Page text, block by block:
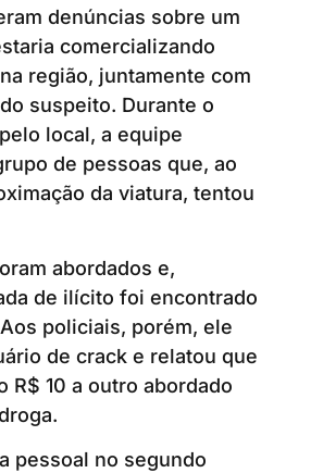
denúncias sobre um
comercializando
região, juntamente com
suspeito. Durante o
local, a equipe
de pessoas que, ao
da viatura, tentou
abordados e,
de ilícito foi encontrado
policiais, porém, ele
de crack e relatou que
R$ 10 a outro abordado
pessoal no segundo